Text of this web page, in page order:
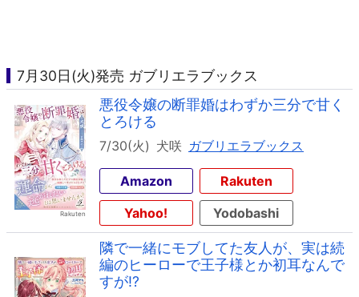
7月30日(火)発売 ガブリエラブックス
悪役令嬢の断罪婚はわずか三分で甘く
とろける
7/30(火) 犬咲 ガブリエラブックス
Amazon
Rakuten
Yahoo!
Yodobashi
隣で一緒にモブしてた友人が、実は続
編のヒーローで王子様とか初耳なんで
すが!?